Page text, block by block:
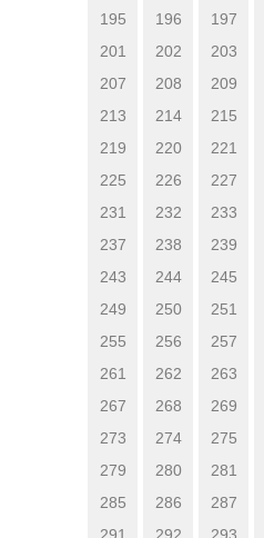
195
196 197
201
202 203
207
208 209
213
214 215
219
220 221
225
226 227
231
232 233
237
238 239
243
244 245
249
250 251
255
256 257
261
262 263
267
268 269
273
274 275
279
280 281
285
286 287